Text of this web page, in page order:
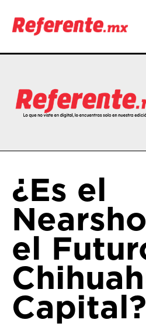
¿Es el
el
Capital?